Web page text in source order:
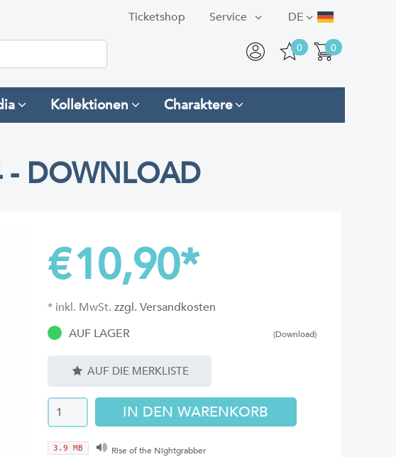
DE
Service
Ticketshop
0
0
Kollektionen Charaktere
- DOWNLOAD
€10,90*
* inkl. MwSt. zzgl. Versandkosten
AUF LAGER
(Download)
AUF DIE MERKLISTE
Rise of the Nightgrabber
3.9 MB